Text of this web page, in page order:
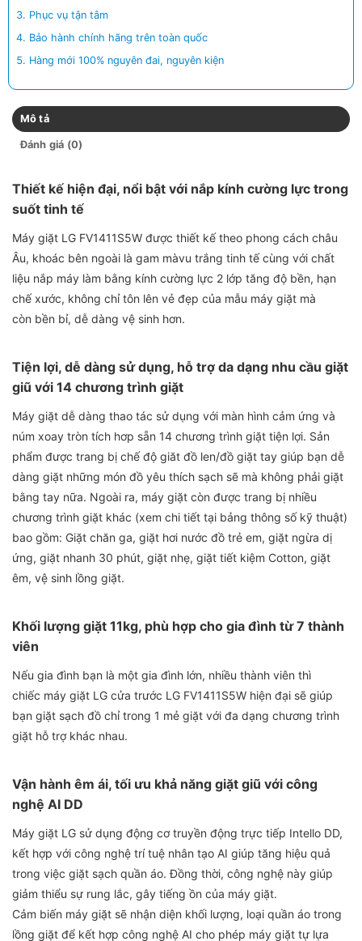
Phục vụ tận tâm
Bảo hành chính hãng trên toàn quốc
Hàng mới 100% nguyên đai, nguyên kiện
Mô tả
Đánh giá (0)
Thiết kế hiện đại, nổi bật với nắp kính cường lực trong
suốt tinh tế
Máy giặt LG FV1411S5W được thiết kế theo phong cách châu
Âu, khoác bên ngoài là gam màvu trắng tinh tế cùng với chất
liệu nắp máy làm bằng kính cường lực 2 lớp tăng độ bền, hạn
chế xước, không chỉ tôn lên vẻ đẹp của mẫu máy giặt mà
còn bền bỉ, dễ dàng vệ sinh hơn.
Tiện lợi, dễ dàng sử dụng, hỗ trợ da dạng nhu cầu giặt
giũ với 14 chương trình giặt
Máy giặt dễ dàng thao tác sử dụng với màn hình cảm ứng và
núm xoay tròn tích hơp sẵn 14 chương trình giặt tiện lợi. Sản
phẩm được trang bị chế độ giăt đồ len/đồ giặt tay giúp bạn dễ
dàng giặt những món đồ yêu thích sạch sẽ mà không phải giặt
bằng tay nữa. Ngoài ra, máy giặt còn được trang bị nhiều
chương trình giặt khác (xem chi tiết tại bảng thông số kỹ thuật)
bao gồm: Giặt chăn ga, giặt hơi nước đồ trẻ em, giặt ngừa dị
ứng, giặt nhanh 30 phút, giặt nhẹ, giặt tiết kiệm Cotton, giặt
êm, vệ sinh lồng giặt.
Khối lượng giặt 11kg, phù hợp cho gia đình từ 7 thành
viên
Nếu gia đình bạn là một gia đình lớn, nhiều thành viên thì
chiếc máy giặt LG cửa trước LG FV1411S5W hiện đại sẽ giúp
bạn giặt sạch đồ chỉ trong 1 mẻ giặt với đa dạng chương trình
giặt hỗ trợ khác nhau.
Vận hành êm ái, tối ưu khả năng giặt giũ với công
nghệ AI DD
Máy giặt LG sử dụng động cơ truyền động trực tiếp Intello DD,
kết hợp với công nghệ trí tuệ nhân tạo AI giúp tăng hiệu quả
trong việc giặt sạch quần áo. Đồng thời, công nghệ này giúp
giảm thiểu sự rung lắc, gây tiếng ồn của máy giặt.
Cảm biến máy giặt sẽ nhận diện khối lượng, loại quần áo trong
lồng giặt để kết hợp công nghệ AI cho phép máy giặt tự lựa